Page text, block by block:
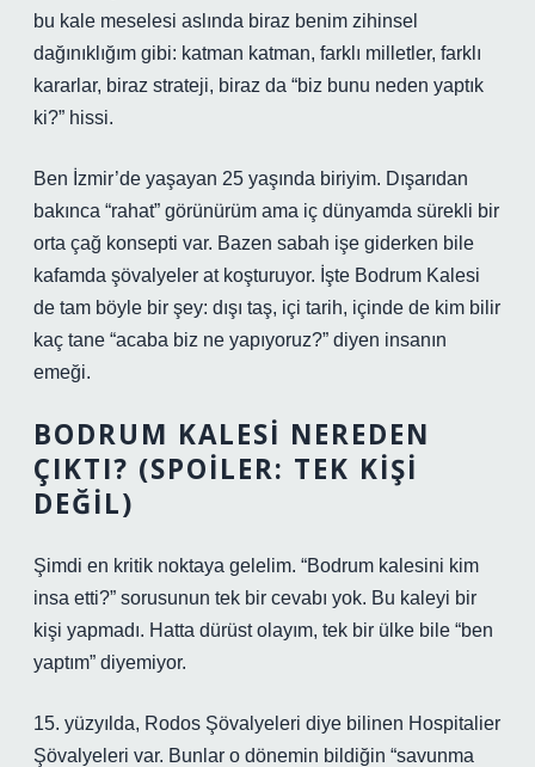
bu kale meselesi aslında biraz benim zihinsel
dağınıklığım gibi: katman katman, farklı milletler, farklı
kararlar, biraz strateji, biraz da “biz bunu neden yaptık
ki?” hissi.
Ben İzmir’de yaşayan 25 yaşında biriyim. Dışarıdan
bakınca “rahat” görünürüm ama iç dünyamda sürekli bir
orta çağ konsepti var. Bazen sabah işe giderken bile
kafamda şövalyeler at koşturuyor. İşte Bodrum Kalesi
de tam böyle bir şey: dışı taş, içi tarih, içinde de kim bilir
kaç tane “acaba biz ne yapıyoruz?” diyen insanın
emeği.
BODRUM KALESI NEREDEN
ÇIKTI? (SPOILER: TEK KIŞI
DEĞIL)
Şimdi en kritik noktaya gelelim. “Bodrum kalesini kim
insa etti?” sorusunun tek bir cevabı yok. Bu kaleyi bir
kişi yapmadı. Hatta dürüst olayım, tek bir ülke bile “ben
yaptım” diyemiyor.
15. yüzyılda, Rodos Şövalyeleri diye bilinen Hospitalier
Şövalyeleri var. Bunlar o dönemin bildiğin “savunma